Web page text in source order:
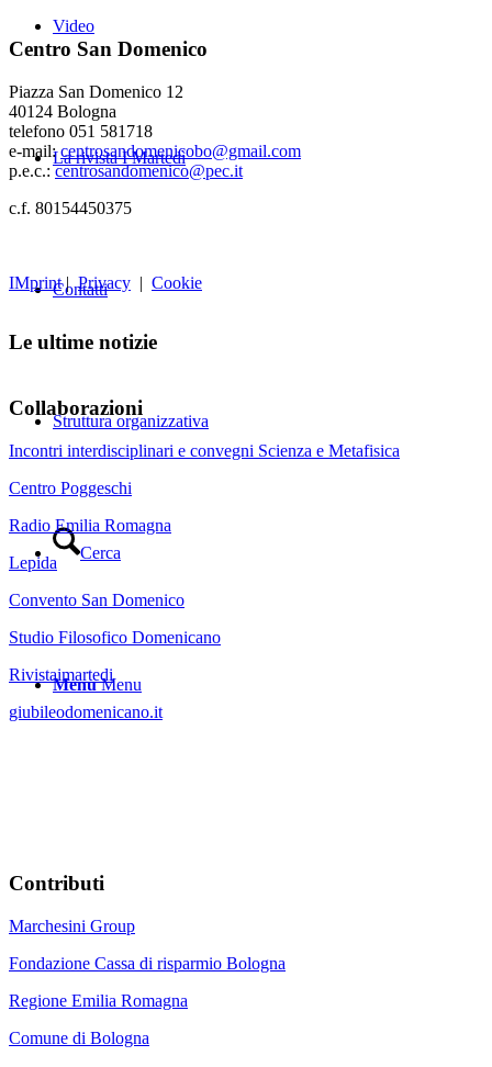
Video
La rivista I Martedì
Contatti
Struttura organizzativa
Cerca
Menu Menu
Centro San Domenico
Piazza San Domenico 12
40124 Bologna
telefono 051 581718
e-mail:centrosandomenicobo@gmail.com
p.e.c.:centrosandomenico@pec.it
c.f. 80154450375
IMprint|Privacy | Cookie
Le ultime notizie
Collaborazioni
Incontri interdisciplinari e convegni Scienza e Metafisica
Centro Poggeschi
Radio Emilia Romagna
Lepida
Convento San Domenico
Studio Filosofico Domenicano
Rivistaimartedi
giubileodomenicano.it
Contributi
Marchesini Group
Fondazione Cassa di risparmio Bologna
Regione Emilia Romagna
Comune di Bologna